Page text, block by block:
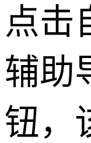
点击
辅助
钮，